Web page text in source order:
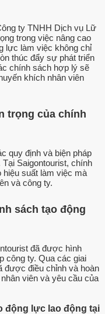
ty TNHH Dịch vụ Lữ
trong việc nâng cao
lực làm việc không chỉ
thúc đẩy sự phát triển
chính sách hợp lý sẽ
khích nhân viên
trọng của chính
quy định và biện pháp
Saigontourist, chính
hiệu suất làm việc mà
và công ty.
sách tạo động
đã được hình
công ty. Qua các giai
được điều chỉnh và hoàn
viên và yêu cầu của
động lực lao động tại